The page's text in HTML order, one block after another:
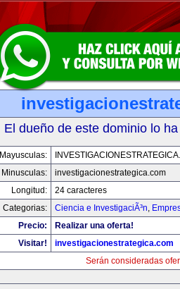
El dueño de este dominio lo
Mayusculas:
Minusculas:
investigacionestrategica.com
Longitud:
24 caracteres
Categorias:
Ciencia e InvestigaciÃ³n,
Precio:
Realizar una oferta!
Visitar!
investigacionestrategica.com
Serán consideradas